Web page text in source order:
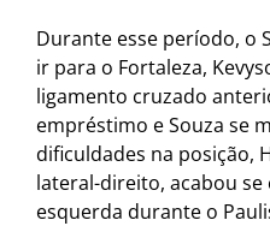
Durante esse período, o
ir para o Fortaleza,
ligamento cruzado
empréstimo e Souza se
dificuldades na posição,
lateral-direito, acabou
esquerda durante o